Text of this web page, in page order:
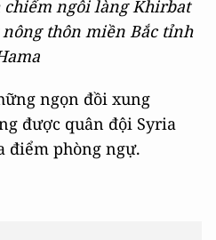
chiếm ngôi làng Khirbat
thôn miền Bắc tỉnh
ngọn đồi xung
được quân đội Syria
điểm phòng ngự.